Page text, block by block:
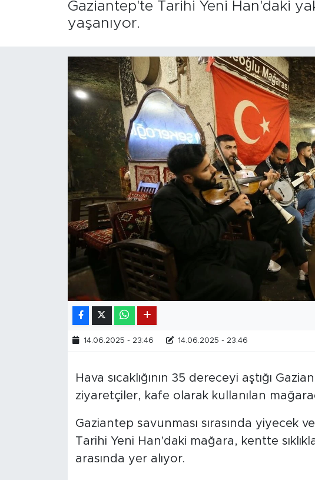
Gaziantep'te Tarihi Yeni Han'daki
yaşanıyor.
14.06.2025 - 23:46 14.06.2025 - 23:46
Hava sıcaklığının 35 dereceyi aştığı
ziyaretçiler, kafe olarak kullanılan
Gaziantep savunması sırasında yiyecek
Tarihi Yeni Han'daki mağara, kentte
arasında yer alıyor.